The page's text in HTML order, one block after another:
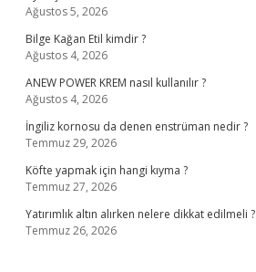
Ağustos 5, 2026
Bilge Kağan Etil kimdir ?
Ağustos 4, 2026
ANEW POWER KREM nasıl kullanılır ?
Ağustos 4, 2026
İngiliz kornosu da denen enstrüman nedir ?
Temmuz 29, 2026
Köfte yapmak için hangi kıyma ?
Temmuz 27, 2026
Yatırımlık altın alırken nelere dikkat edilmeli ?
Temmuz 26, 2026